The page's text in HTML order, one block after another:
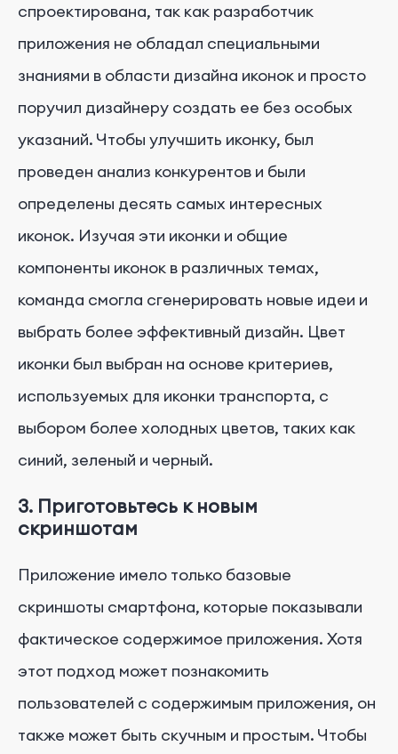
спроектирована, так как разработчик
приложения не обладал специальными
знаниями в области дизайна иконок и просто
поручил дизайнеру создать ее без особых
указаний. Чтобы улучшить иконку, был
проведен анализ конкурентов и были
определены десять самых интересных
иконок. Изучая эти иконки и общие
компоненты иконок в различных темах,
команда смогла сгенерировать новые идеи и
выбрать более эффективный дизайн. Цвет
иконки был выбран на основе критериев,
используемых для иконки транспорта, с
выбором более холодных цветов, таких как
синий, зеленый и черный.
3. Приготовьтесь к новым
скриншотам
Приложение имело только базовые
скриншоты смартфона, которые показывали
фактическое содержимое приложения. Хотя
этот подход может познакомить
пользователей с содержимым приложения, он
также может быть скучным и простым. Чтобы